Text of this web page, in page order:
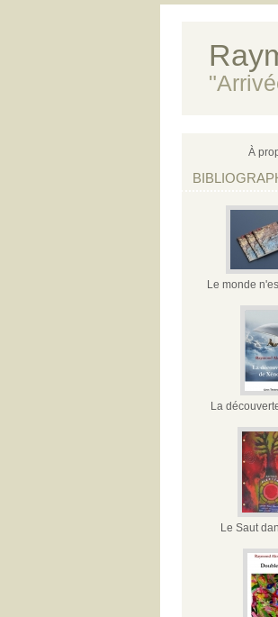
À
Le monde
La
Le Saut